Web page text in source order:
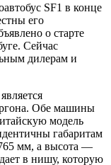
SF1 в конце
его
о старте
Сейчас
дилерам и
Обе машины
модель
габаритам
мм, а высота —
в нишу, которую